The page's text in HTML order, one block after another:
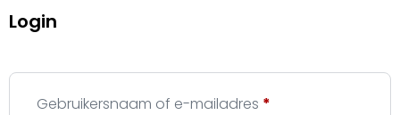
Login
Gebruikersnaam of e-mailadres *